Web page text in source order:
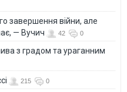
завершення війни, але
— Вучич
42 0
з градом та ураганним
215 0